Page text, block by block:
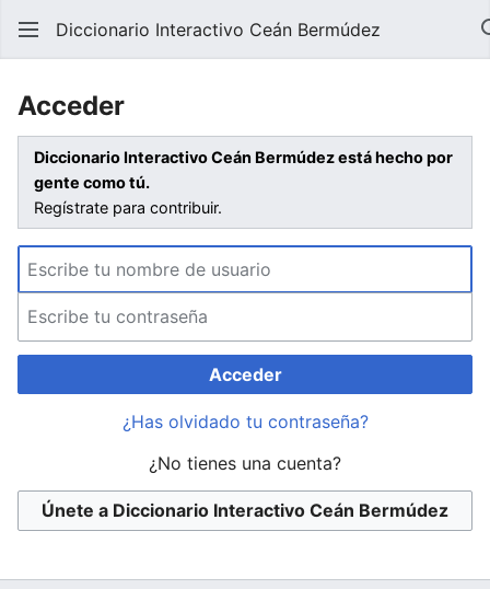
Diccionario Interactivo Ceán Bermúdez
Acceder
Diccionario Interactivo Ceán Bermúdez está hecho por
gente como tú.
Regístrate para contribuir.
Acceder
¿Has olvidado tu contraseña?
¿No tienes una cuenta?
Únete a Diccionario Interactivo Ceán Bermúdez